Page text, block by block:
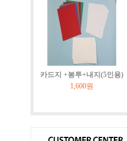
카드지 +봉투+내지(5인용)
1,600원